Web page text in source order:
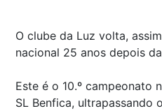
O clube da Luz volta,
nacional 25 anos depois
Este é o 10.º campeonato
SL Benfica, ultrapassando